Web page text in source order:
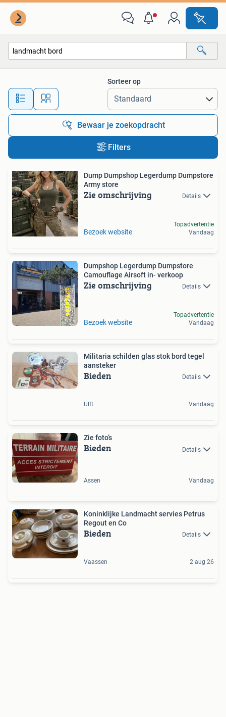
Alle afstanden…
Sorteer op
Bewaar je zoekopdracht
Filters
Dump Dumpshop Legerdump Dumpstore
Army store
Zie omschrijving Details
Bezoek website
Topadvertentie
Vandaag
Dumpshop Legerdump Dumpstore
Camouflage Airsoft in- verkoop
Zie omschrijving Details
Bezoek website
Topadvertentie
Vandaag
Militaria schilden glas stok bord tegel
aansteker
Bieden Details
Ulft Vandaag
Zie foto’s
Bieden Details
Assen Vandaag
Koninklijke Landmacht servies Petrus
Regout en Co
Bieden Details
Vaassen 2 aug 26